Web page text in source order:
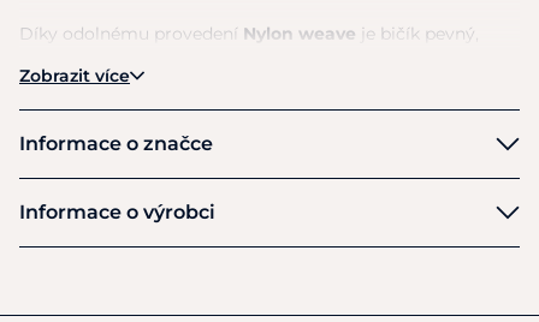
Díky odolnému provedení Nylon weave je bičík pevný,
Ergonomická rukojeť
neklouzavý úchop a perfektní kontrolu v každé situaci.
zakončení zvyšuje praktičnost při práci.
Zobrazit více
Informace o značce
Fleck
Informace o výrobci